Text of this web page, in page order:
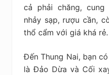
cả phải chăng,
nhảy sạp, rượu cần,
thổ cẩm với giá khá rẻ.
Đến Thung Nai, bạn
là Đảo Dừa và Cối